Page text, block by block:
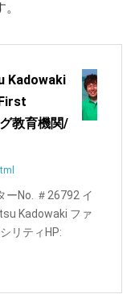
Kadowaki
教育機関/
ーNo. ＃26792 イ
Kadowaki ファ
リティHP: